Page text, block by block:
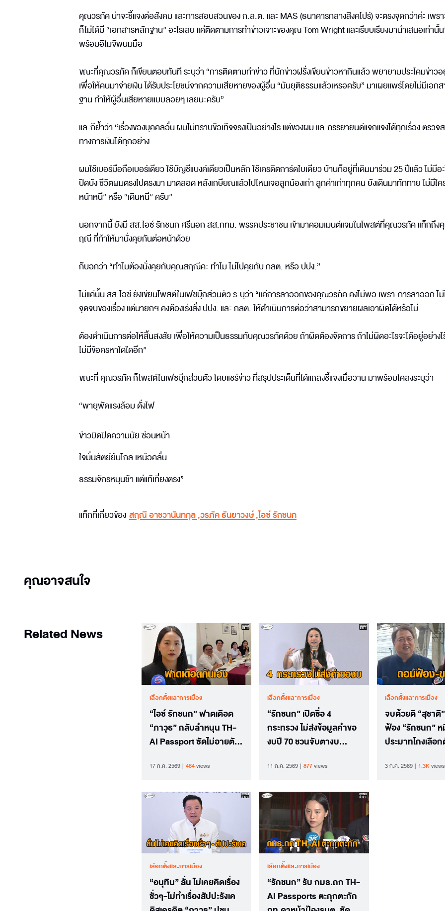
คุณวรภัค น่าจะชี้แจงต่อสังคม และการสอบสวนของ ก.ล.ต. และ MAS (ธนาคารกลางสิงคโปร์) จะตรงจุดกว่าค่ะ เพรา
ก็ไม่ได้มี “เอกสารหลักฐาน” อะไรเลย แค่ติดตามการทำข่าวเจาะของคุณ Tom Wright และเรียบเรียงมานำเสนอเท่านั้
พร้อมอิโมจิพนมมือ
ขณะที่คุณวรภัค ก็เขียนตอบทันที ระบุว่า “การติดตามทำข่าว ที่นักข่าวฝรั่งเขียนข่าวหากินแล้ว พยายามประโคมข่าวอ
เพื่อให้คนมาจ่ายเงิน ได้รับประโยชน์จากความเสียหายของผู้อื่น “มันยุติธรรมแล้วเหรอครับ” มาเผยแพร่โดยไม่มีเอก
ฐาน ทำให้ผู้อื่นเสียหายแบบลอยๆ เลยนะครับ”
และก็ย้ำว่า “เรื่องของบุคคลอื่น ผมไม่ทราบข้อเท็จจริงเป็นอย่างไร แต่ของผม และภรรยายินดีแจกแจงได้ทุกเรื่อง ตรวจ
ทางการเงินได้ทุกอย่าง
ผมใช้เบอร์มือถือเบอร์เดียว ใช้บัญชีแบงค์เดียวเป็นหลัก ใช้เครดิตการ์ดใบเดียว บ้านก็อยู่ที่เดิมมาร่วม 25 ปีแล้ว ไม่มีอ
ปิดบัง ชีวิตผมตรงไปตรงมา มาตลอด หลังเกษียณแล้วไปไหนเจอลูกน้องเก่า ลูกค่าเก่าทุกคน ยังเดินมาทักทาย ไม่มีใค
หน้าหนี” หรือ “เดินหนี” ครับ”
นอกจากนี้ ยังมี สส.ไอซ์ รักชนก ศรีนอก สส.กทม. พรรคประชาชน เข้ามาคอมเมนต์แจมในโพสต์ที่คุณวรภัค แท็กถึ
ฤณี ที่ท้าให้มานั่งคุยกันต่อหน้าด้วย
ก็บอกว่า “ทำไมต้องนั่งคุยกับคุณสฤณีคะ ทำไม ไม่ไปคุยกับ กลต. หรือ ปปง.”
ไม่แค่นั้น สส.ไอซ์ ยังเขียนโพสต์ในเฟซบุ๊กส่วนตัว ระบุว่า “แค่การลาออกของคุณวรภัค คงไม่พอ เพราะการลาออก ไม่
จุดจบของเรื่อง แต่นายกฯ คงต้องเร่งสั่ง ปปง. และ กลต. ให้ดำเนินการต่อว่าสามารถขยายผลเอาผิดได้หรือไม่
ต้องดำเนินการต่อให้สิ้นสงสัย เพื่อให้ความเป็นธรรมกับคุณวรภัคด้วย ถ้าผิดต้องจัดการ ถ้าไม่ผิดอะไรจะได้อยู่อย่าง
ไม่มีข้อครหาใดใดอีก”
ขณะที่ คุณวรภัค ก็โพสต์ในเฟซบุ๊กส่วนตัว โดยแชร์ข่าว ที่สรุปประเด็นที่ได้แถลงชี้แจงเมื่อวาน มาพร้อมโคลงระบุว่า
“พายุพัดแรงล้อม ดั่งไฟ
ข่าวบิดปิดความนัย ซ่อนหน้า
ใจมั่นสัตย์ยืนไกล เหนือคลื่น
ธรรมจักรหมุนช้า แต่แท้เที่ยงตรง”
แท็กที่เกี่ยวข้อง สฤณี อาชวานันทกุล,วรภัค ธันยาวงษ์,ไอซ์ รักชนก
คุณอาจสนใจ
Related News
เลือกตั้งและการเมือง
“ไอซ์ รักชนก” ฟาดเดือด
“ภาวุธ” กลับลำหนุน TH-
AI Passport ซัดไม่อายตัว
17 ก.ค. 2569 464views
เลือกตั้งและการเมือง
“รักชนก” เปิดชื่อ 4
กระทรวง ไม่ส่งข้อมูลคำขอ
งบปี 70 ชวนจับตางบ
รัฐบาล
11 ก.ค. 2569 877views
เลือกตั้งและการเมือง
จบด้วยดี “สุชาติ
ฟ้อง “รักชนก”
ประมาทโกงเลือ
3 ก.ค. 2569 1.3Kviews
เลือกตั้งและการเมือง
“อนุทิน” ลั่น ไม่เคยคิดเรื่อง
ชั่วๆ-ไม่ทำเรื่องสัปปะรังเค
เลือกตั้งและการเมือง
“รักชนก” รับ กมธ.ถก TH-
AI Passports ตะกุกตะกัก